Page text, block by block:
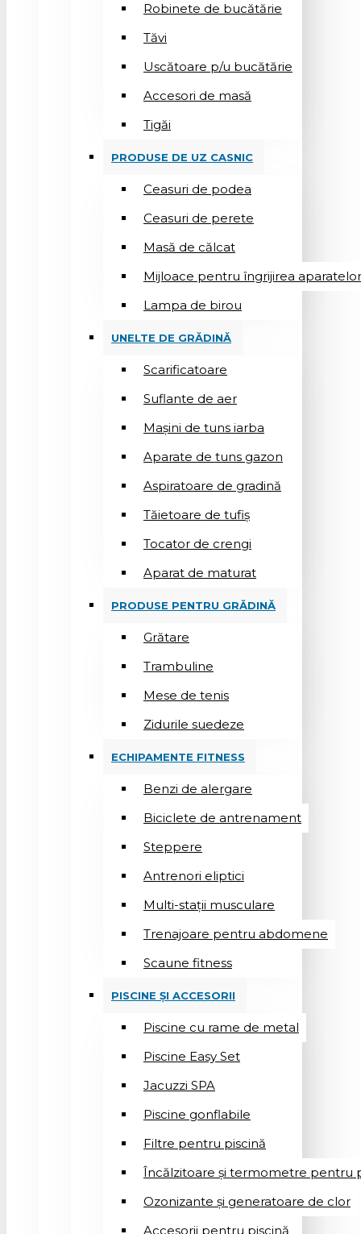
Robinete de bucătărie
Tăvi
Uscătoare p/u bucătărie
Accesori de masă
Tigăi
PRODUSE DE UZ CASNIC
Ceasuri de podea
Ceasuri de perete
Masă de călcat
Mijloace pentru îngrijirea
Lampa de birou
UNELTE DE GRĂDINĂ
Scarificatoare
Suflantе de aer
Mașini de tuns iarba
Aparate de tuns gazon
Aspiratoare de gradină
Tăietoare de tufiș
Tocator de crengi
Aparat de maturat
PRODUSE PENTRU GRĂDINĂ
Grătare
Trambuline
Mese de tenis
Zidurile suedeze
ECHIPAMENTE FITNESS
Benzi de alergare
Biciclete de antrenament
Steppere
Antrenori eliptici
Multi-stații musculare
Trenajoare pentru abdomene
Scaune fitness
PISCINE ȘI ACCESORII
Piscine cu rame de metal
Piscine Easy Set
Jacuzzi SPA
Piscine gonflabile
Filtre pentru piscină
Încălzitoare și termometre pentru
Ozonizante și generatoare de clor
Accesorii pentru piscină